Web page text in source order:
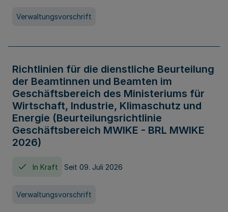
Verwaltungsvorschrift
Richtlinien für die dienstliche Beurteilung
der Beamtinnen und Beamten im
Geschäftsbereich des Ministeriums für
Wirtschaft, Industrie, Klimaschutz und
Energie (Beurteilungsrichtlinie
Geschäftsbereich MWIKE - BRL MWIKE
2026)
In Kraft Seit 09. Juli 2026
Verwaltungsvorschrift